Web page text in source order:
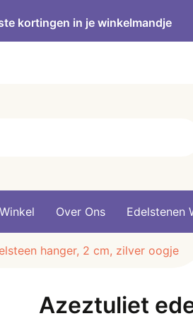
kortingen in je winkelmandje
Over Ons Edelstenen
hanger, 2 cm, zilver oogje
Azeztuliet